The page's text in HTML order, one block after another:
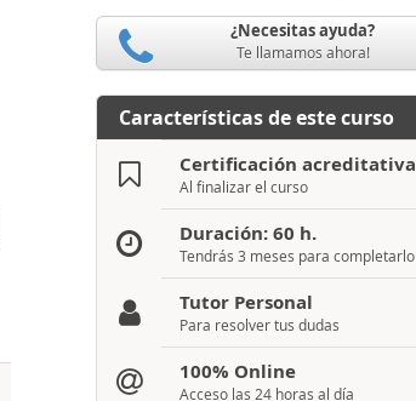
¿Necesitas ayuda?
Te llamamos ahora!
Características de este curso
Certificación acreditativa
Al finalizar el curso
Duración: 60 h.
Tendrás 3 meses para completarlo
Tutor Personal
Para resolver tus dudas
100% Online
Acceso las 24 horas al día